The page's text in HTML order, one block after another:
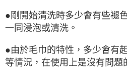
●剛開始清洗時多少會有些褪
一同浸泡或清洗。
●由於毛巾的特性，多少會有
等情況，在使用上是沒有問題